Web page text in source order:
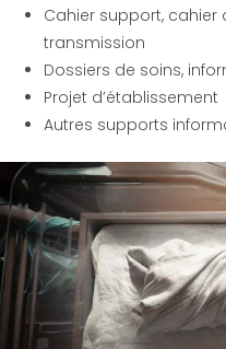
Cahier support,
transmission
Dossiers de soins,
Projet d’établissement
Autres supports